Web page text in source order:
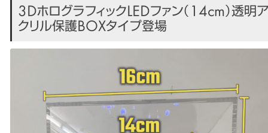
3DホログラフィックLEDファン（14cm）透明ア
クリル保護BOXタイプ登場